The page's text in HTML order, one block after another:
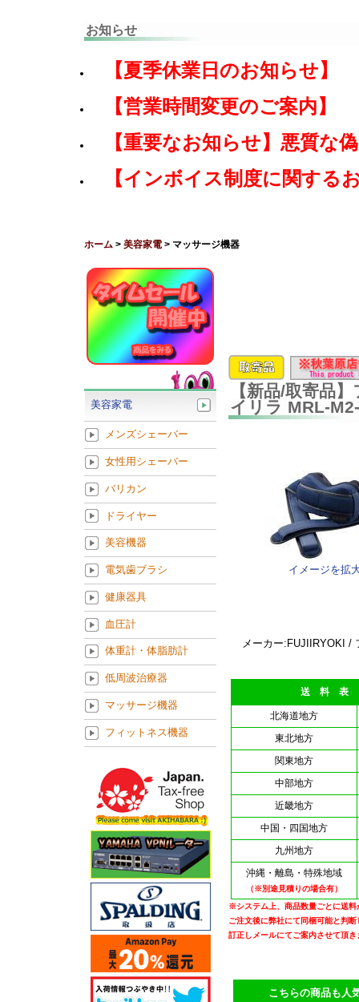
お知らせ
【夏季休業日のお知らせ】
【営業時間変更のご案内】
【重要なお知らせ】悪質な
【インボイス制度に関する
ホーム > 美容家電 > マッサージ機器
【新品/取寄品
イリラ MRL-
イメージを拡
メーカー:FUJIIRYOKI /
送 料 表
北海道地方
東北地方
関東地方
中部地方
近畿地方
中国・四国地方
九州地方
沖縄・離島・特殊地域
（※別途見積りの場合有）
※システム上、商品数量ごとに送料
ご注文後に弊社にて同梱可能と判
訂正しメールにてご案内させて頂き
こちらの商品も人気
美容家電
メンズシェーバー
女性用シェーバー
バリカン
ドライヤー
美容機器
電気歯ブラシ
健康器具
血圧計
体重計・体脂肪計
低周波治療器
マッサージ機器
フィットネス機器